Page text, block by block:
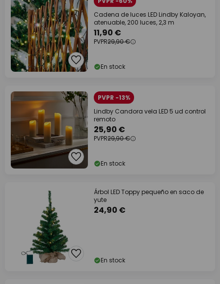
Cadena de luces LED Lindby Kaloyan,
atenuable, 200 luces, 2,3 m
11,90 €
PVPR29,90 €
En stock
PVPR -13%
Lindby Candora vela LED 5 ud control
remoto
25,90 €
PVPR29,90 €
En stock
Árbol LED Toppy pequeño en saco de
yute
24,90 €
En stock